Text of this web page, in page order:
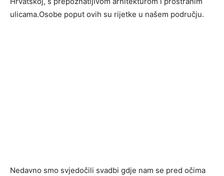
ulicama.Osobe poput ovih su rijetke u našem području.
Nedavno smo svjedočili svadbi gdje nam se pred očima